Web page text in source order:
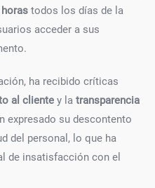
todos los días de la
acceder a sus
ha recibido críticas
al cliente y la transparencia
expresado su descontento
del personal, lo que ha
de insatisfacción con el